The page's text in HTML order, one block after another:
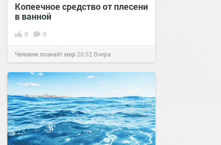
Копеечное средство от плесени
в ванной
0 0
Человек познаёт мир 20:52 Вчера